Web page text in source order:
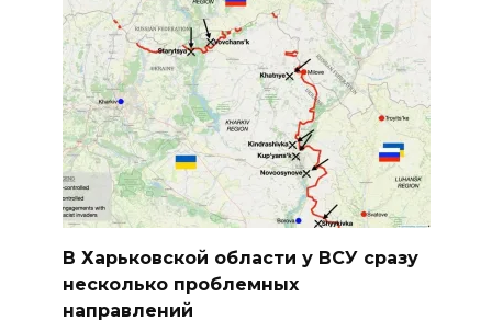
В Харьковской области у ВСУ сразу
несколько проблемных
направлений